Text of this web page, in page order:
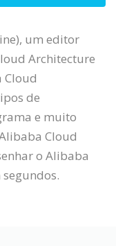
um editor
Architecture
Cloud
de
e muito
Cloud
o Alibaba